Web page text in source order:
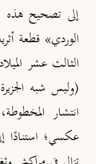
إلى تصحيح هذه
الوردي» قطعة
الثالث عشر
(وليس شبه
انتشار
عكسي؛ استنادًا